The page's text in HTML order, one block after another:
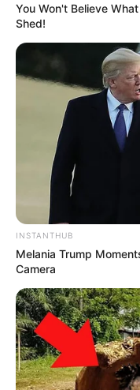
You Won't Believe
Shed!
INSTANTHUB
Melania Trump
Camera